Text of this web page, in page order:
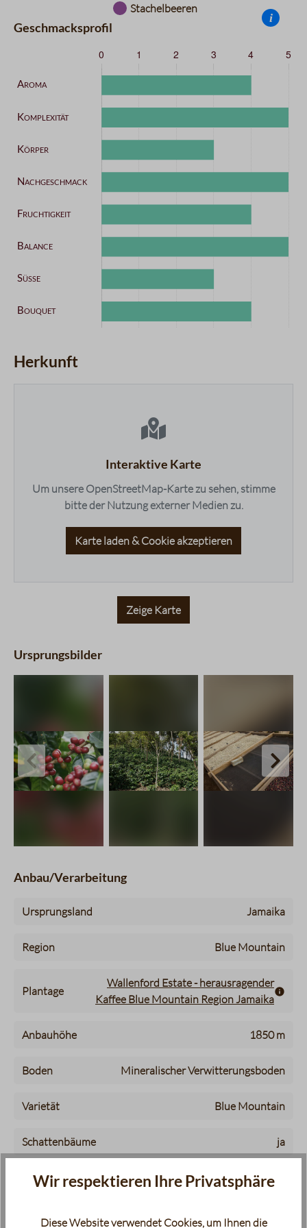
Stachelbeeren
Geschmacksprofil
i
Datentabelle für das Diagramm: Geschmacksprofil
Aroma
3 / 5
Herkunft
Interaktive Karte
Um unsere OpenStreetMap-Karte zu sehen, stimme
bitte der Nutzung externer Medien zu.
Karte laden & Cookie akzeptieren
Zeige Karte
Ursprungsbilder
charts.imageSlider.prevLabel
Anbau/Verarbeitung
Ursprungsland Jamaika
Region Blue Mountain
Plantage
Wallenford Estate - herausragender
Kaffee Blue Mountain Region Jamaika
Anbauhöhe 1850 m
Boden Mineralischer Verwitterungsboden
Varietät Blue Mountain
Schattenbäume ja
Qualität Grade 1
Wir respektieren Ihre Privatsphäre
Diese Website verwendet Cookies, um Ihnen die